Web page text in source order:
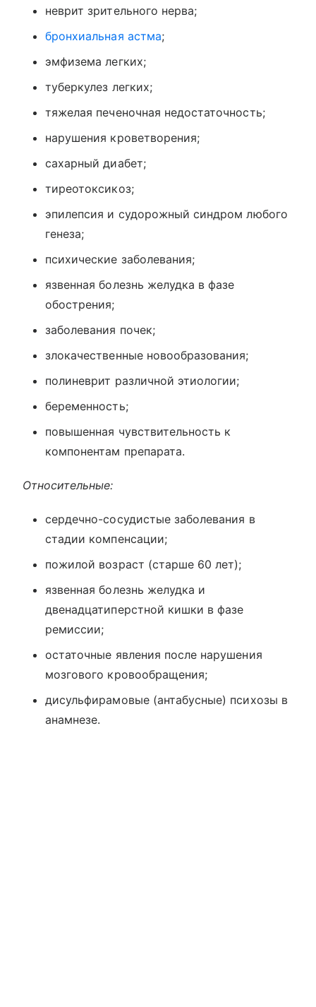
неврит зрительного нерва;
бронхиальная астма;
эмфизема легких;
туберкулез легких;
тяжелая печеночная недостаточность;
нарушения кроветворения;
сахарный диабет;
тиреотоксикоз;
эпилепсия и судорожный синдром любого
генеза;
психические заболевания;
язвенная болезнь желудка в фазе
обострения;
заболевания почек;
злокачественные новообразования;
полиневрит различной этиологии;
беременность;
повышенная чувствительность к
компонентам препарата.
Относительные:
сердечно-сосудистые заболевания в
стадии компенсации;
пожилой возраст (старше 60 лет);
язвенная болезнь желудка и
двенадцатиперстной кишки в фазе
ремиссии;
остаточные явления после нарушения
мозгового кровообращения;
дисульфирамовые (антабусные) психозы в
анамнезе.